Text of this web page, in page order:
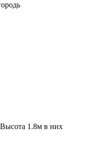
1.8м в них